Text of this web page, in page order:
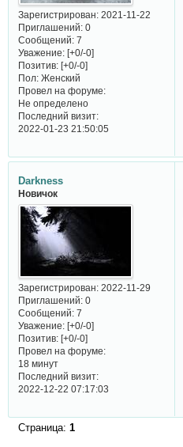
Зарегистрирован: 2021-11-22
Приглашений:0
Сообщений:7
Уважение: [+0/-0]
Позитив: [+0/-0]
Пол:Женский
Провел на форуме:
Не определено
Последний визит:
2022-01-23 21:50:05
Darkness
Новичок
Зарегистрирован: 2022-11-29
Приглашений:0
Сообщений:7
Уважение: [+0/-0]
Позитив: [+0/-0]
Провел на форуме:
18 минут
Последний визит:
2022-12-22 07:17:03
Страница: 1